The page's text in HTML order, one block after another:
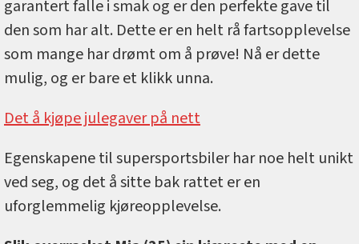
garantert falle i smak og er den perfekte gave til
den som har alt. Dette er en helt rå fartsopplevelse
som mange har drømt om å prøve! Nå er dette
mulig, og er bare et klikk unna.
Det å kjøpe julegaver på nett
Egenskapene til supersportsbiler har noe helt unikt
ved seg, og det å sitte bak rattet er en
uforglemmelig kjøreopplevelse.